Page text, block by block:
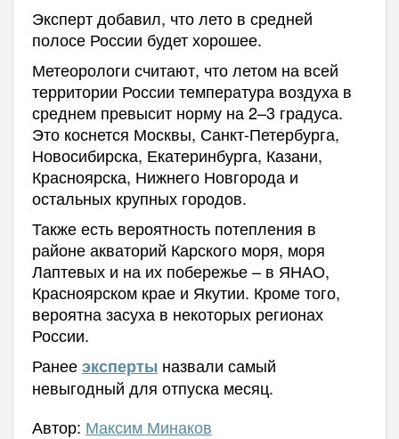
Эксперт добавил, что лето в средней
полосе России будет хорошее.
Метеорологи считают, что летом на всей
территории России температура воздуха в
среднем превысит норму на 2–3 градуса.
Это коснется Москвы, Санкт-Петербурга,
Новосибирска, Екатеринбурга, Казани,
Красноярска, Нижнего Новгорода и
остальных крупных городов.
Также есть вероятность потепления в
районе акваторий Карского моря, моря
Лаптевых и на их побережье – в ЯНАО,
Красноярском крае и Якутии. Кроме того,
вероятна засуха в некоторых регионах
России.
Ранееэксперты назвали самый
невыгодный для отпуска месяц.
Автор: Максим Минаков